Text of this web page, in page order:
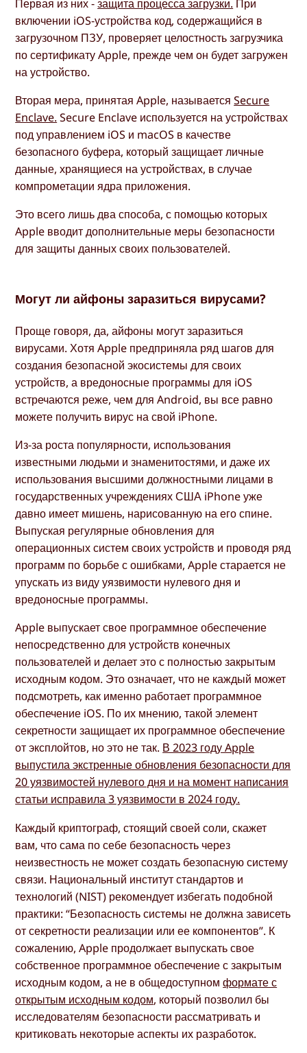
Первая из них -защита процесса загрузки. При
включении iOS-устройства код, содержащийся в
загрузочном ПЗУ, проверяет целостность загрузчика
по сертификату Apple, прежде чем он будет загружен
на устройство.
Вторая мера, принятая Apple, называетсяSecure
Enclave. Secure Enclave используется на устройствах
под управлением iOS и macOS в качестве
безопасного буфера, который защищает личные
данные, хранящиеся на устройствах, в случае
компрометации ядра приложения.
Это всего лишь два способа, с помощью которых
Apple вводит дополнительные меры безопасности
для защиты данных своих пользователей.
Могут ли айфоны заразиться вирусами?
Проще говоря, да, айфоны могут заразиться
вирусами. Хотя Apple предприняла ряд шагов для
создания безопасной экосистемы для своих
устройств, а вредоносные программы для iOS
встречаются реже, чем для Android, вы все равно
можете получить вирус на свой iPhone.
Из-за роста популярности, использования
известными людьми и знаменитостями, и даже их
использования высшими должностными лицами в
государственных учреждениях США iPhone уже
давно имеет мишень, нарисованную на его спине.
Выпуская регулярные обновления для
операционных систем своих устройств и проводя ряд
программ по борьбе с ошибками, Apple старается не
упускать из виду уязвимости нулевого дня и
вредоносные программы.
Apple выпускает свое программное обеспечение
непосредственно для устройств конечных
пользователей и делает это с полностью закрытым
исходным кодом. Это означает, что не каждый может
подсмотреть, как именно работает программное
обеспечение iOS. По их мнению, такой элемент
секретности защищает их программное обеспечение
от эксплойтов, но это не так. В 2023 году Apple
выпустила экстренные обновления безопасности для
20 уязвимостей нулевого дня и на момент написания
статьи исправила 3 уязвимости в 2024 году.
Каждый криптограф, стоящий своей соли, скажет
вам, что сама по себе безопасность через
неизвестность не может создать безопасную систему
связи. Национальный институт стандартов и
технологий (NIST) рекомендует избегать подобной
практики: “Безопасность системы не должна зависеть
от секретности реализации или ее компонентов”. К
сожалению, Apple продолжает выпускать свое
собственное программное обеспечение с закрытым
исходным кодом, а не в общедоступномформате с
открытым исходным кодом, который позволил бы
исследователям безопасности рассматривать и
критиковать некоторые аспекты их разработок.